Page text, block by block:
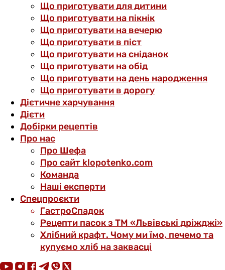
Що приготувати для дитини
Що приготувати на пікнік
Що приготувати на вечерю
Що приготувати в піст
Що приготувати на сніданок
Що приготувати на обід
Що приготувати на день народження
Що приготувати в дорогу
Дієтичне харчування
Дієти
Добірки рецептів
Про нас
Про Шефа
Про сайт klopotenko.com
Команда
Наші експерти
Спецпроєкти
ГастроСпадок
Рецепти пасок з ТМ «Львівські дріжджі»
Хлібний крафт. Чому ми їмо, печемо та
купуємо хліб на заквасці